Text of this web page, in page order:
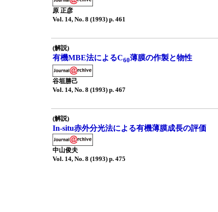
原 正彦
Vol. 14, No. 8 (1993) p. 461
(解説)
有機MBE法によるC60薄膜の作製と物性
谷垣勝己
Vol. 14, No. 8 (1993) p. 467
(解説)
In-situ赤外分光法による有機薄膜成長の評価
中山俊夫
Vol. 14, No. 8 (1993) p. 475